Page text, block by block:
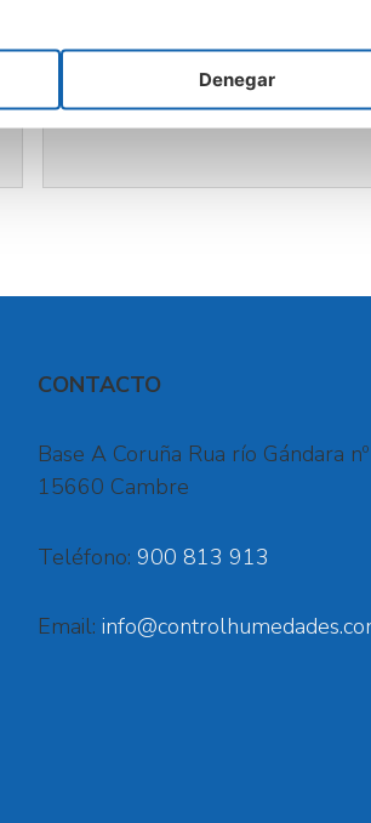
reparamos tanto humedades en
casas, humedades en paredes, etc
CONTACTO
Base A Coruña Rua río Gándara
15660 Cambre
Teléfono: 900 813 913
Email:
Denegar